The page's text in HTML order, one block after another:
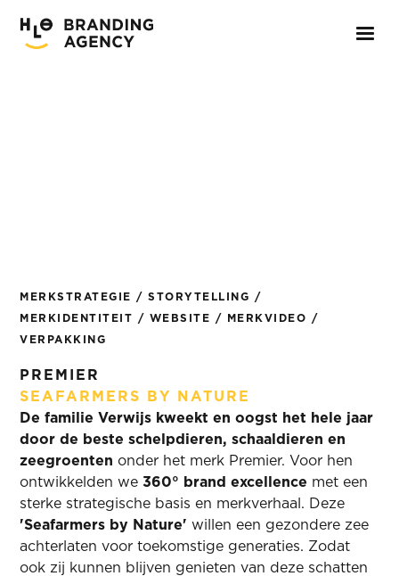
MERKSTRATEGIE / STORYTELLING /
MERKIDENTITEIT / WEBSITE / MERKVIDEO /
VERPAKKING
PREMIER
SEAFARMERS BY NATURE
De familie Verwijs kweekt en oogst het hele jaar
door de beste schelpdieren, schaaldieren en
zeegroenten onder het merk Premier. Voor hen
ontwikkelden we 360° brand excellence met een
sterke strategische basis en merkverhaal. Deze
'Seafarmers by Nature'willen een gezondere zee
achterlaten voor toekomstige generaties. Zodat
ook zij kunnen blijven genieten van deze schatten